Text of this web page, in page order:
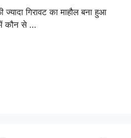
ज्यादा गिरावट का माहौल बना हुआ
में कौन से …